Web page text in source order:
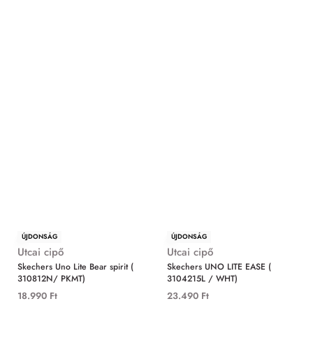
ÚJDONSÁG
Utcai cipő
Skechers Uno Lite Bear spirit (
310812N/ PKMT)
18.990 Ft
ÚJDONSÁG
Utcai cipő
Skechers UNO LITE EASE (
3104215L / WHT)
23.490 Ft